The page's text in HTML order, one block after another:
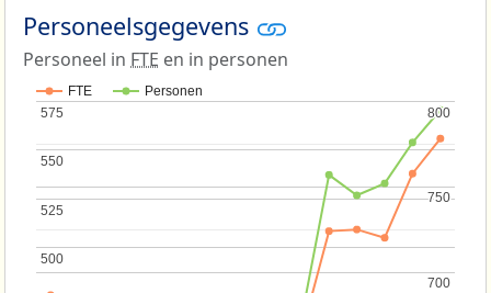
Personeelsgegevens
Personeel in FTE en in personen
FTE Personen
500
500
525
525
550
550
575
575
700
700
750
750
800
800